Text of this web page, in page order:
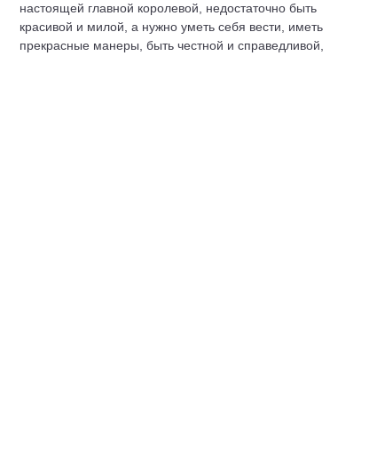
настоящей главной королевой, недостаточно быть
красивой и милой, а нужно уметь себя вести, иметь
прекрасные манеры, быть честной и справедливой,